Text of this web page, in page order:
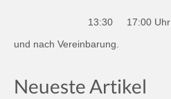
13:30
17:00 Uhr
und nach Vereinbarung.
Neueste Artikel